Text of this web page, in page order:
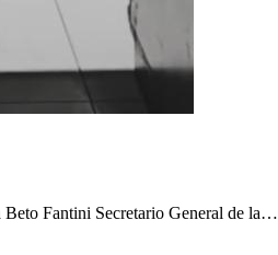
Beto Fantini Secretario General de la…